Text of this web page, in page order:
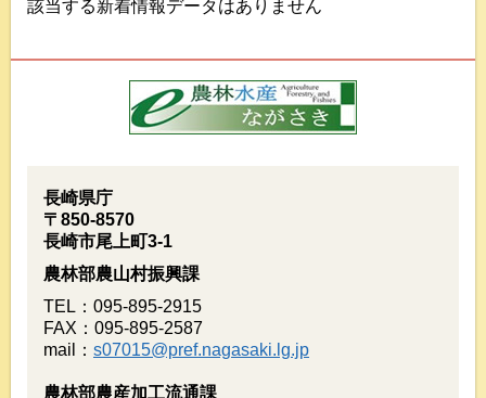
該当する新着情報データはありません
長崎県庁
〒850-8570
長崎市尾上町3-1
農林部農山村振興課
TEL：095-895-2915
FAX：095-895-2587
mail： s07015@pref.nagasaki.lg.jp
農林部農産加工流通課